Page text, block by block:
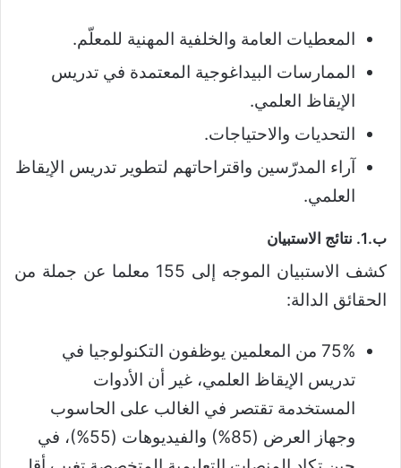
المعطيات العامة والخلفية المهنية للمعلّم.
الممارسات البيداغوجية المعتمدة في تدريس
الإيقاظ العلمي.
التحديات والاحتياجات.
آراء المدرّسين واقتراحاتهم لتطوير تدريس الإيقاظ
العلمي.
ب.1. نتائج الاستبيان
كشف الاستبيان الموجه إلى 155 معلما عن جملة من
الحقائق الدالة:
75% من المعلمين يوظفون التكنولوجيا في
تدريس الإيقاظ العلمي، غير أن الأدوات
المستخدمة تقتصر في الغالب على الحاسوب
وجهاز العرض (85%) والفيديوهات (55%)، في